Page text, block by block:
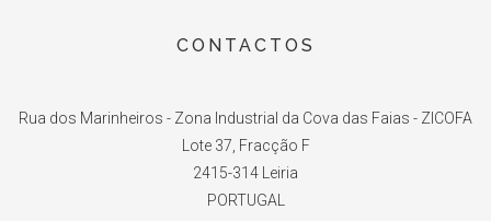
CONTACTOS
Rua dos Marinheiros - Zona Industrial da Cova das Faias - ZICOFA
Lote 37, Fracção F
2415-314 Leiria
PORTUGAL